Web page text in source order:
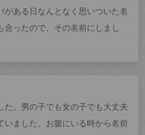
がある日なんとなく思いついた名
合ったので、その名前にしまし
た。男の子でも女の子でも大丈夫
いました。お腹にいる時から名前